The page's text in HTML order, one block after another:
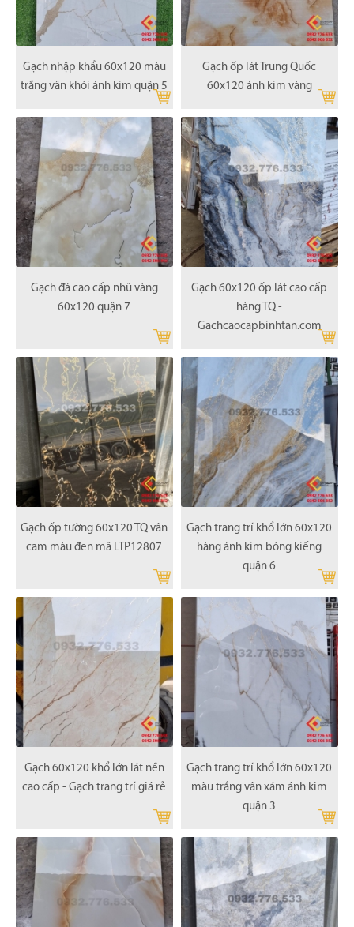
Gạch nhập khẩu 60x120 màu
trắng vân khói ánh kim quận 5
Gạch ốp lát Trung Quốc
60x120 ánh kim vàng
Gạch đá cao cấp nhũ vàng
60x120 quận 7
Gạch 60x120 ốp lát cao cấp
hàng TQ -
Gachcaocapbinhtan.com
Gạch ốp tường 60x120 TQ vân
cam màu đen mã LTP12807
Gạch trang trí khổ lớn 60x120
hàng ánh kim bóng kiếng
quận 6
Gạch 60x120 khổ lớn lát nền
cao cấp - Gạch trang trí giá rẻ
Gạch trang trí khổ lớn 60x120
màu trắng vân xám ánh kim
quận 3